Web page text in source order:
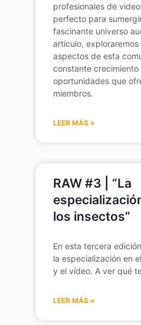
profesionales de
perfecto para
fascinante universo
artículo, exploraremos
aspectos de esta
constante crecimiento
oportunidades que
miembros.
LEER MÁS »
RAW #3 | “La
los insectos”
En esta tercera
la especialización en
y el vídeo. A ver qué
LEER MÁS »